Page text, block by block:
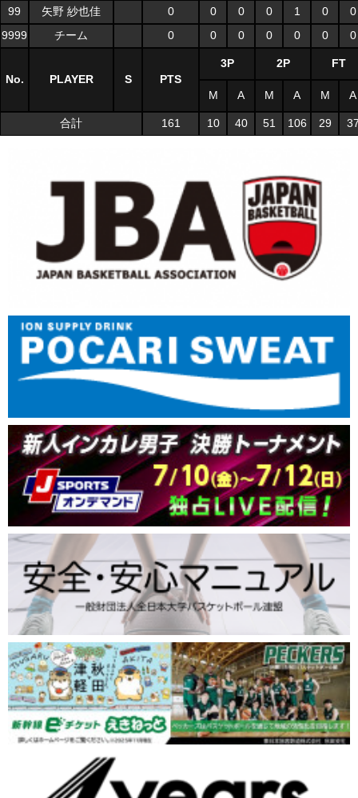
99 矢野 紗也佳 0 0 0 0 1 0
0
9999
チーム 0 0 0 0 0 0 0
No. PLAYER S PTS
3P 2P FT
M A M A M A
合計 161 10 40 51 106 29